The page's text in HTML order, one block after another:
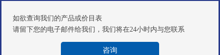
如欲查询我们的产品或价目表
请留下您的电子邮件给我们，我们将在24小时内与您联系
咨询